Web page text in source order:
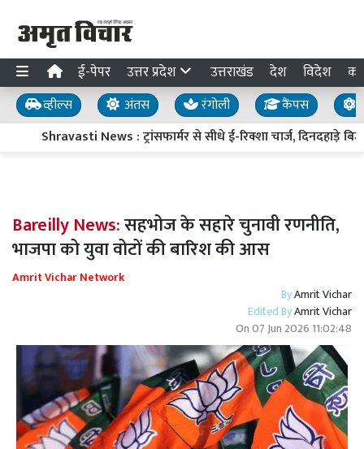
ई-पेपर उत्तर प्रदेश उत्तराखंड देश विदेश
व्हील्स अंतस रंगोली कैंपस
Shravasti News : ट्रांसफार्मर से सीधे ई-रिक्शा चार्ज, दिनदहाड़े
Bareilly News:सहभोज के सहारे चुनावी रणनीति,
भाजपा को युवा वोटों की बारिश की आस
Amrit Vichar Network
ByAmrit Vichar
Edited ByAmrit Vichar
On07 Jun 2026 11:02:48